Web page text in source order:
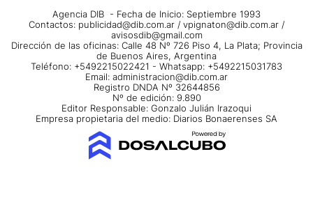
Agencia DIB - Fecha de Inicio: Septiembre 1993
Contactos: publicidad@dib.com.ar / vpignaton@dib.com.ar /
avisosdib@gmail.com
Dirección de las oficinas: Calle 48 Nº 726 Piso 4, La Plata; Provincia
de Buenos Aires, Argentina
Teléfono: +5492215022421 - Whatsapp: +5492215031783
Email: administracion@dib.com.ar
Registro DNDA Nº 32644856
Nº de edición: 9.890
Editor Responsable: Gonzalo Julián Irazoqui
Empresa propietaria del medio: Diarios Bonaerenses SA